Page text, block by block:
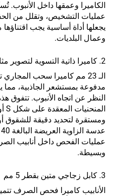
الكاميرا وعمقها داخل
عمليات التشخيص، وتقلل من
يجعلها أداة أساسية يجب
وعمال البلديات.
2. كاميرا ذاتية التسوية لتصوير مثالي
الـ 23 مم
كاميرا سحب المجاري
مدفوعة بمستشعر الجاذبية،
النظر عن اتجاه الأنبوب. تتفوق
ومستقرة لتحديد دقيقة للشقوق
عمليات الفحص داخل أنابيب
وبسيطة.
3. كابل زجاجي متين بقطر 5 مم
الأنابيب كاميرا فحص الصرف